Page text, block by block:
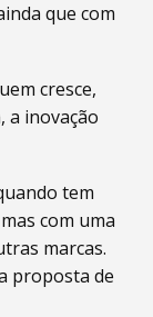
que com
cresce,
a inovação
tem
com uma
marcas.
proposta de